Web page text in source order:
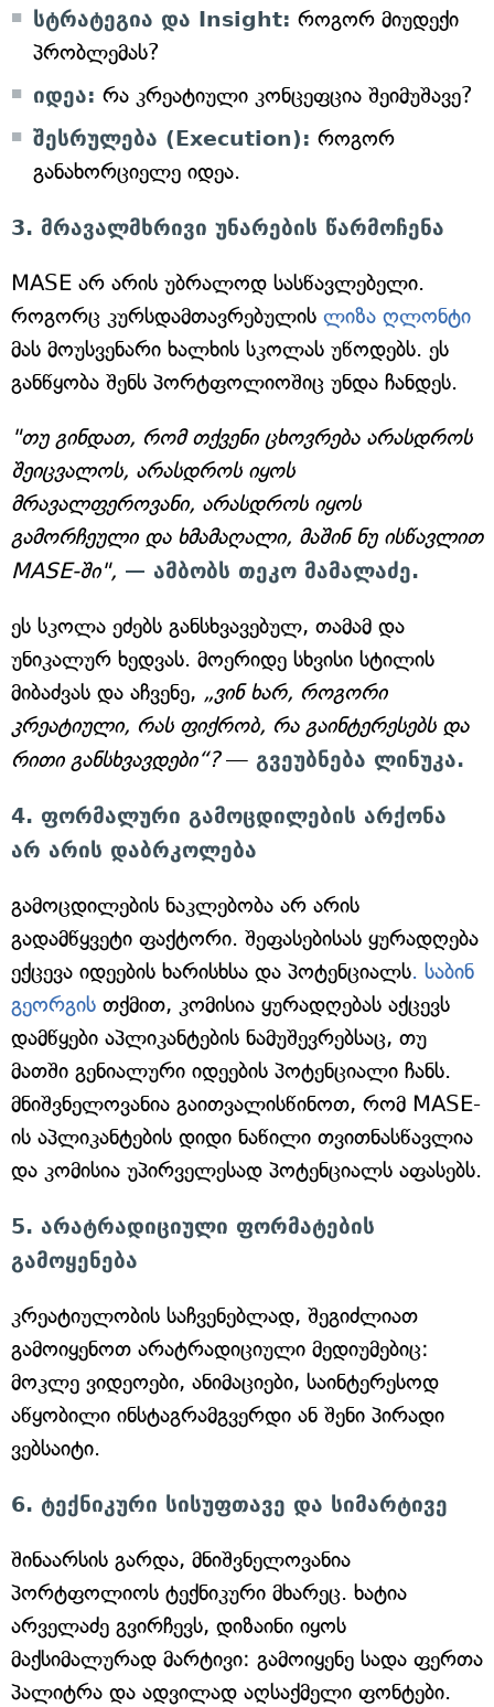
სტრატეგია და Insight: როგორ მიუდექი
პრობლემას?
იდეა: რა კრეატიული კონცეფცია შეიმუშავე?
შესრულება (Execution): როგორ
განახორციელე იდეა.
3. მრავალმხრივი უნარების წარმოჩენა
MASE არ არის უბრალოდ სასწავლებელი.
როგორც კურსდამთავრებულის ლიზა ღლონტი
მას მოუსვენარი ხალხის სკოლას უწოდებს. ეს
განწყობა შენს პორტფოლიოშიც უნდა ჩანდეს.
"თუ გინდათ, რომ თქვენი ცხოვრება არასდროს
შეიცვალოს, არასდროს იყოს
მრავალფეროვანი, არასდროს იყოს
გამორჩეული და ხმამაღალი, მაშინ ნუ ისწავლით
MASE-ში", — ამბობს თეკო მამალაძე.
ეს სკოლა ეძებს განსხვავებულ, თამამ და
უნიკალურ ხედვას. მოერიდე სხვისი სტილის
მიბაძვას და აჩვენე, „ვინ ხარ, როგორი
კრეატიული, რას ფიქრობ, რა გაინტერესებს და
რითი განსხვავდები“?— გვეუბნება ლინუკა.
4. ფორმალური გამოცდილების არქონა
არ არის დაბრკოლება
გამოცდილების ნაკლებობა არ არის
გადამწყვეტი ფაქტორი. შეფასებისას ყურადღება
ექცევა იდეების ხარისხსა და პოტენციალს. საბინ
გეორგის თქმით, კომისია ყურადღებას აქცევს
დამწყები აპლიკანტების ნამუშევრებსაც, თუ
მათში გენიალური იდეების პოტენციალი ჩანს.
მნიშვნელოვანია გაითვალისწინოთ, რომ MASE-
ის აპლიკანტების დიდი ნაწილი თვითნასწავლია
და კომისია უპირველესად პოტენციალს აფასებს.
5. არატრადიციული ფორმატების
გამოყენება
კრეატიულობის საჩვენებლად, შეგიძლიათ
გამოიყენოთ არატრადიციული მედიუმებიც:
მოკლე ვიდეოები, ანიმაციები, საინტერესოდ
აწყობილი ინსტაგრამგვერდი ან შენი პირადი
ვებსაიტი.
6. ტექნიკური სისუფთავე და სიმარტივე
შინაარსის გარდა, მნიშვნელოვანია
პორტფოლიოს ტექნიკური მხარეც. ხატია
არველაძე გვირჩევს, დიზაინი იყოს
მაქსიმალურად მარტივი: გამოიყენე სადა ფერთა
პალიტრა და ადვილად აღსაქმელი ფონტები.